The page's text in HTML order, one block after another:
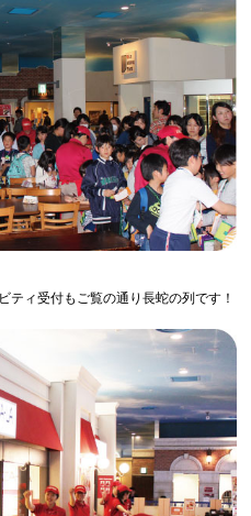
ティ受付もご覧の通り長蛇の列です！